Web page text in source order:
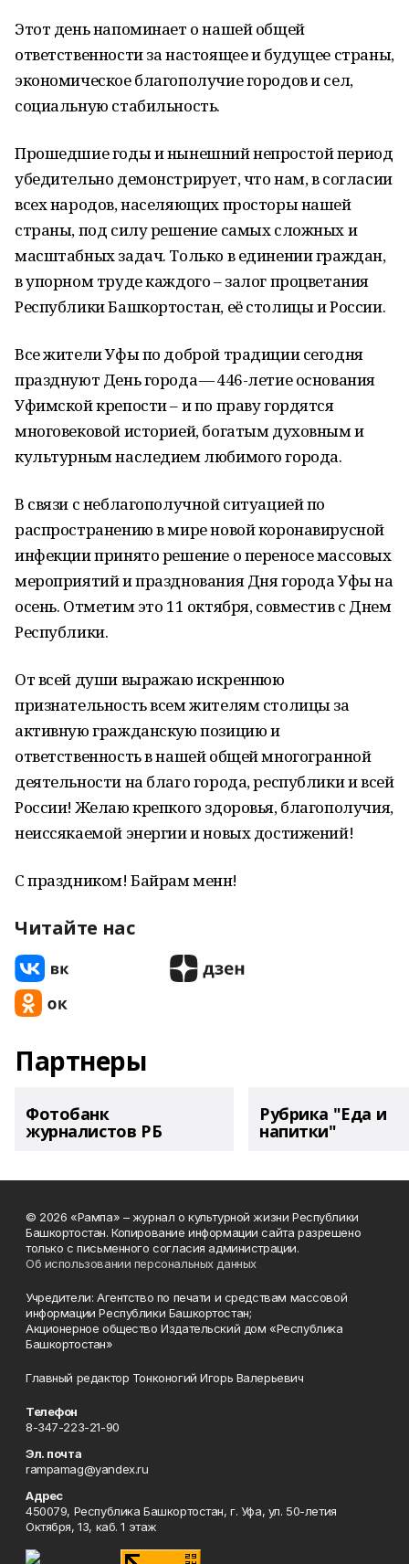
Этот день напоминает о нашей общей
ответственности за настоящее и будущее страны,
экономическое благополучие городов и сел,
социальную стабильность.
Прошедшие годы и нынешний непростой период
убедительно демонстрирует, что нам, в согласии
всех народов, населяющих просторы нашей
страны, под силу решение самых сложных и
масштабных задач. Только в единении граждан,
в упорном труде каждого – залог процветания
Республики Башкортостан, её столицы и России.
Все жители Уфы по доброй традиции сегодня
празднуют День города — 446-летие основания
Уфимской крепости – и по праву гордятся
многовековой историей, богатым духовным и
культурным наследием любимого города.
В связи с неблагополучной ситуацией по
распространению в мире новой коронавирусной
инфекции принято решение о переносе массовых
мероприятий и празднования Дня города Уфы на
осень. Отметим это 11 октября, совместив с Днем
Республики.
От всей души выражаю искреннюю
признательность всем жителям столицы за
активную гражданскую позицию и
ответственность в нашей общей многогранной
деятельности на благо города, республики и всей
России! Желаю крепкого здоровья, благополучия,
неиссякаемой энергии и новых достижений!
С праздником! Байрам менән!
Читайте нас
Партнеры
Фотобанк
журналистов РБ
Рубрика "Еда и
напитки"
© 2026 «Рампа» – журнал о культурной жизни Республики
Башкортостан. Копирование информации сайта разрешено
только с письменного согласия администрации.
Об использовании персональных данных
Учредители: Агентство по печати и средствам массовой
информации Республики Башкортостан;
Акционерное общество Издательский дом «Республика
Башкортостан»
Главный редактор Тонконогий Игорь Валерьевич
Телефон
8-347-223-21-90
Эл. почта
rampamag@yandex.ru
Адрес
450079, Республика Башкортостан, г. Уфа, ул. 50-летия
Октября, 13, каб. 1 этаж